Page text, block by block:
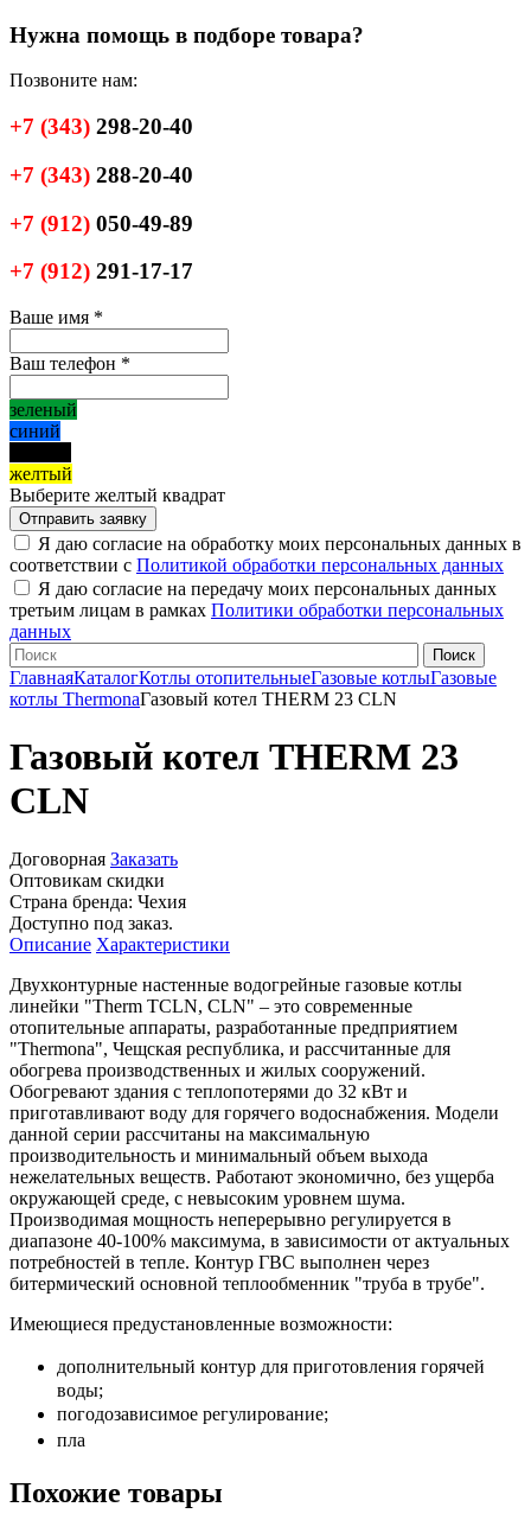
Нужна помощь в подборе товара?
Позвоните нам:
+7 (343) 298-20-40
+7 (343) 288-20-40
+7 (912) 050-49-89
+7 (912) 291-17-17
Ваше имя *
Ваш телефон *
зеленый
синий
желтый
Выберите желтый квадрат
Я даю согласие на обработку моих персональных данных в
соответствии с Политикой обработки персональных данных
Я даю согласие на передачу моих персональных данных
третьим лицам в рамках Политики обработки персональных
данных
ГлавнаяКаталогКотлы отопительныеГазовые котлыГазовые
котлы ThermonaГазовый котел THERM 23 CLN
Газовый котел THERM 23
CLN
Договорная Заказать
Оптовикам скидки
Страна бренда: Чехия
Доступно под заказ.
Описание Характеристики
Двухконтурные настенные водогрейные газовые котлы
линейки "Therm TCLN, CLN" – это современные
отопительные аппараты, разработанные предприятием
"Thermona", Чещская республика, и рассчитанные для
обогрева производственных и жилых сооружений.
Обогревают здания с теплопотерями до 32 кВт и
приготавливают воду для горячего водоснабжения. Модели
данной серии рассчитаны на максимальную
производительность и минимальный объем выхода
нежелательных веществ. Работают экономично, без ущерба
окружающей среде, с невысоким уровнем шума.
Производимая мощность неперерывно регулируется в
диапазоне 40-100% максимума, в зависимости от актуальных
потребностей в тепле. Контур ГВС выполнен через
битермический основной теплообменник "труба в трубе".
Имеющиеся предустановленные возможности:
дополнительный контур для приготовления горячей
воды;
погодозависимое регулирование;
пла
Похожие товары